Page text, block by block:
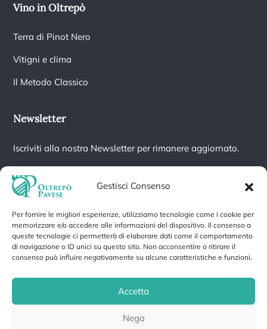
Gestisci Consenso
Per fornire le migliori esperienze, utilizziamo tecnologie come i cookie per
memorizzare e/o accedere alle informazioni del dispositivo. Il consenso a
queste tecnologie ci permetterà di elaborare dati come il comportamento
di navigazione o ID unici su questo sito. Non acconsentire o ritirare il
consenso può influire negativamente su alcune caratteristiche e funzioni.
Accetta
Nega
Vino in Oltrepò
Terra di Pinot Nero
Vitigni e clima
Il Metodo Classico
Newsletter
Iscriviti alla nostra Newsletter per rimanere aggiornato.
Iscrivendoti accetti la nostra Informativa sulla privacy
e fornisci il
consenso a ricevere aggiornamenti dalla nostra azienda.
Privacy Policy